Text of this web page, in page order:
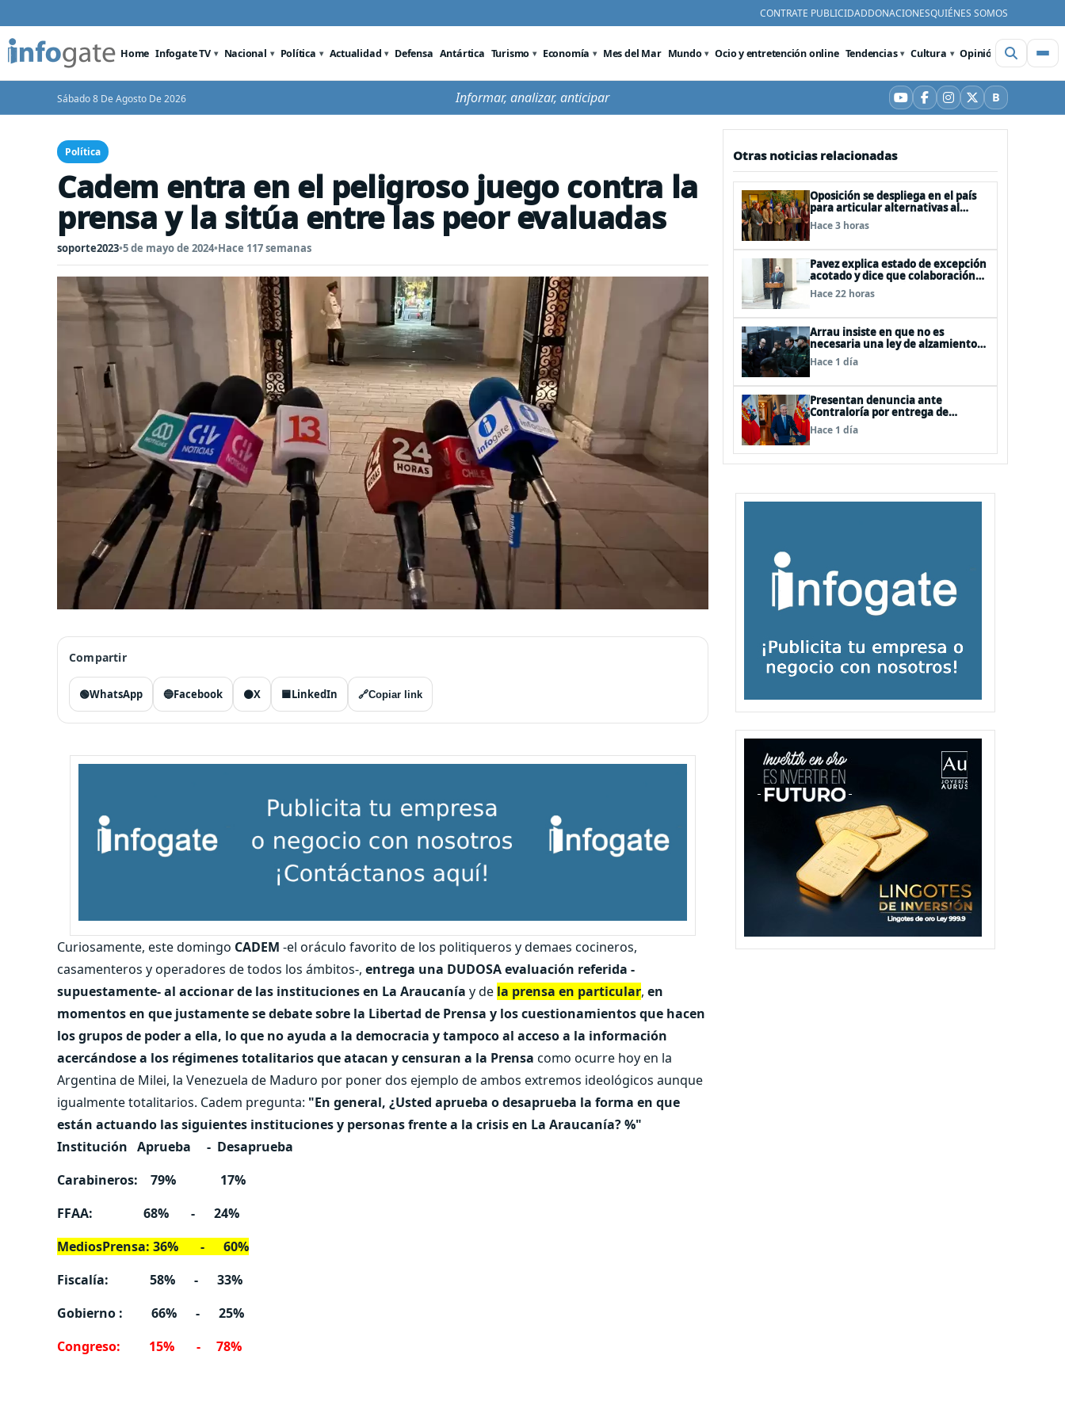
CONTRATE PUBLICIDADDONACIONESQUIÉNES SOMOS
Home Infogate TV Nacional Política Actualidad Defensa Antártica Turismo Economía Mes del Mar Mundo Ocio y entretención online Tendencias Cultura Opinión Videos
Sábado 8 De Agosto De 2026 Informar, analizar, anticipar YouTube
Facebook
Instagram
X BBluesky
Política
Cadem entra en el peligroso juego contra la
prensa y la sitúa entre las peor evaluadas
soporte2023•5 de mayo de 2024•Hace 117 semanas
Compartir
🟢WhatsApp 🔵Facebook ⚫X 🟦LinkedIn 🔗Copiar link
Curiosamente, este domingo CADEM -el oráculo favorito de los politiqueros y demaes cocineros,
casamenteros y operadores de todos los ámbitos-, entrega una DUDOSA evaluación referida -
supuestamente- al accionar de las instituciones en La Araucanía y de la prensa en particular, en
momentos en que justamente se debate sobre la Libertad de Prensa y los cuestionamientos que hacen
los grupos de poder a ella, lo que no ayuda a la democracia y tampoco al acceso a la información
acercándose a los régimenes totalitarios que atacan y censuran a la Prensa como ocurre hoy en la
Argentina de Milei, la Venezuela de Maduro por poner dos ejemplo de ambos extremos ideológicos aunque
igualmente totalitarios. Cadem pregunta: "En general, ¿Usted aprueba o desaprueba la forma en que
están actuando las siguientes instituciones y personas frente a la crisis en La Araucanía? %"
Institución Aprueba - Desaprueba
Carabineros:
79%
17%
FFAA:
68% -
24%
MediosPrensa: 36%
-
60%
Fiscalía:
58% -
33%
Gobierno :
66% -
25%
Congreso:
15% - 78%
Otras noticias relacionadas
Oposición se despliega en el país
para articular alternativas al
Gobierno
Hace 3 horas
Pavez explica estado de excepción
acotado y dice que colaboración
entre FFAA y policías, “es algo del
todo pertinente analizar”
Hace 22 horas
Arrau insiste en que no es
necesaria una ley de alzamiento
del secreto bancario, porque ya
existe
Hace 1 día
Presentan denuncia ante
Contraloría por entrega de
información falsa del Pdte Kast en
cadena nacional
Hace 1 día